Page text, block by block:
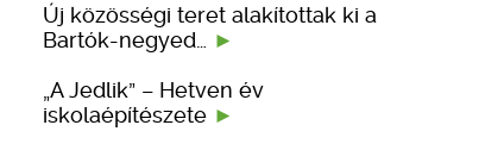
Új közösségi teret alakítottak ki a
Bartók-negyed…
„A Jedlik” – Hetven év
iskolaépítészete